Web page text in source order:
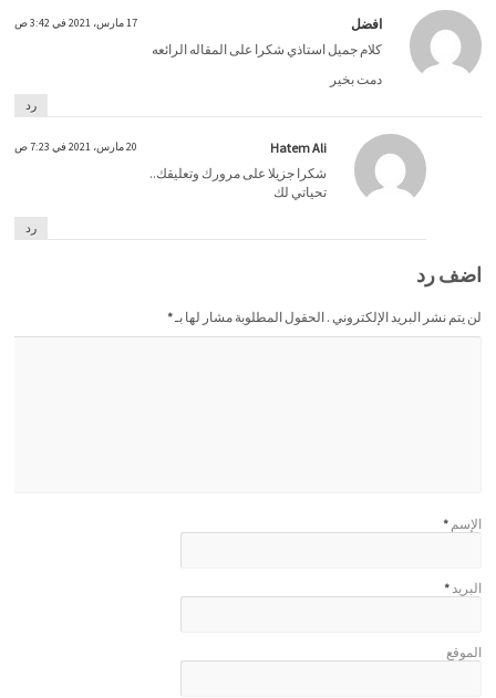
افضل 17 مارس، 2021 في 3:42 ص
كلام جميل استاذي شكرا على المقاله الرائعه
دمت بخير
رد
Hatem Ali 20 مارس، 2021 في 7:23 ص
شكرا جزيلا على مرورك وتعليقك..
تحياتي لك
رد
اضف رد
لن يتم نشر البريد الإلكتروني . الحقول المطلوبة مشار لها بـ*
الإسم *
البريد*
الموقع